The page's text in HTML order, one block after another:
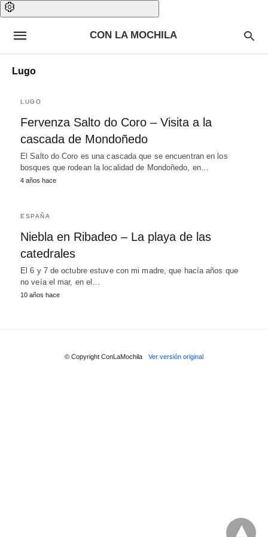
CON LA MOCHILA
Lugo
LUGO
Fervenza Salto do Coro – Visita a la
cascada de Mondoñedo
El Salto do Coro es una cascada que se encuentran en los
bosques que rodean la localidad de Mondoñedo, en…
4 años hace
ESPAÑA
Niebla en Ribadeo – La playa de las
catedrales
El 6 y 7 de octubre estuve con mi madre, que hacía años que
no veía el mar, en el…
10 años hace
© Copyright ConLaMochila Ver versión original